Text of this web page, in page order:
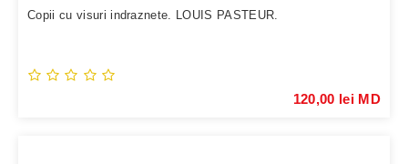
Copii cu visuri indraznete. LOUIS PASTEUR.
120,00 lei MD